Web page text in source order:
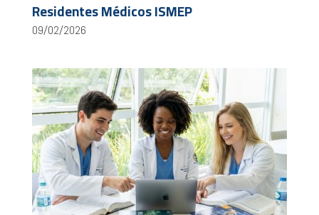
Residentes Médicos ISMEP
09/02/2026